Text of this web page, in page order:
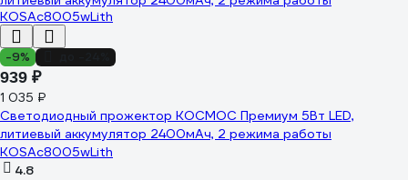
-9%
939 ₽
1 035 ₽
Светодиодный прожектор КОСМОС Премиум 5Вт LED,
литиевый аккумулятор 2400мАч, 2 режима работы
KOSAc8005wLith
4.8